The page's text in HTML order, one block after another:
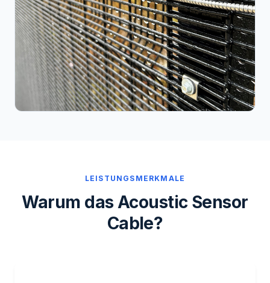
LEISTUNGSMERKMALE
Warum das Acoustic Sensor
Cable?